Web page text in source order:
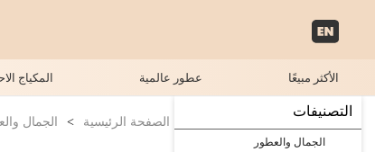
الأكثر مبيعًا عطور عالمية المكياج
التصنيفات
الجمال والعطور
الصفحة الرئيسية > الجمال